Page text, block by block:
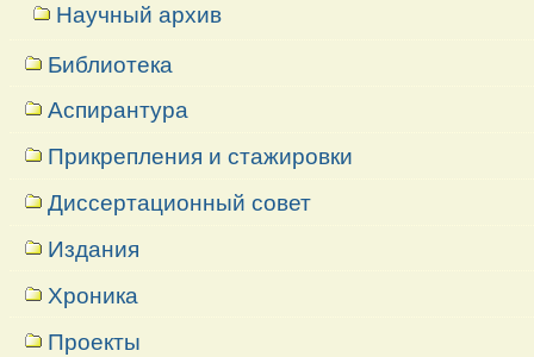
Научный архив
Библиотека
Аспирантура
Прикрепления и стажировки
Диссертационный совет
Издания
Хроника
Проекты